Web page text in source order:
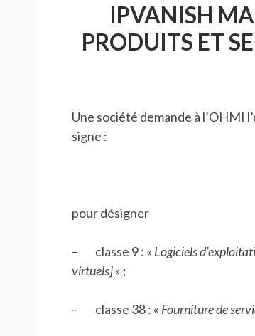
IPVANISH
PRODUITS ET
Une société demande à l’OHMI
signe :
pour désigner
– classe 9 : « Logiciels
virtuels]» ;
– classe 38 : « Fourniture de